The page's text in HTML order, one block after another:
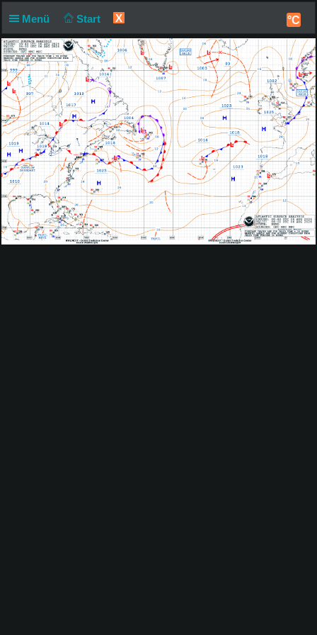
Menü Start X °C